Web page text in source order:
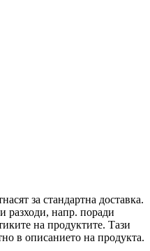
за стандартна доставка.
разходи, напр. поради
на продуктите. Тази
в описанието на продукта.